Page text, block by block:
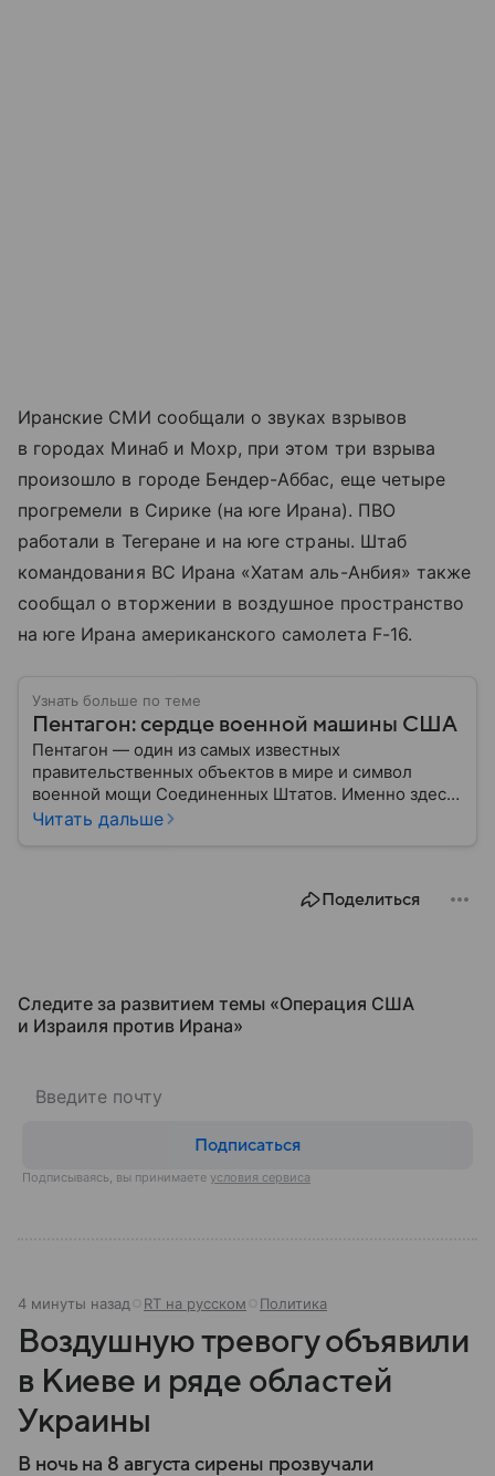
Иранские СМИ сообщали о звуках взрывов
в городах Минаб и Мохр, при этом три взрыва
произошло в городе Бендер-Аббас, еще четыре
прогремели в Сирике (на юге Ирана). ПВО
работали в Тегеране и на юге страны. Штаб
командования ВС Ирана «Хатам аль-Анбия» также
сообщал о вторжении в воздушное пространство
на юге Ирана американского самолета F-16.
Узнать больше по теме
Пентагон: сердце военной машины США
Пентагон — один из самых известных
правительственных объектов в мире и символ
военной мощи Соединенных Штатов. Именно здесь
располагается штаб-квартира Министерства
Читать дальше
Поделиться
Следите за развитием темы «Операция США
и Израиля против Ирана»
Подписаться
Подписываясь, вы принимаете условия сервиса
4 минуты назад RT на русском Политика
Воздушную тревогу объявили
в Киеве и ряде областей
Украины
В ночь на 8 августа сирены прозвучали